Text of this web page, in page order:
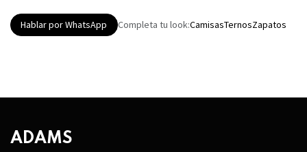
Hablar por WhatsApp Completa tu look:CamisasTernosZapatos
ADAMS